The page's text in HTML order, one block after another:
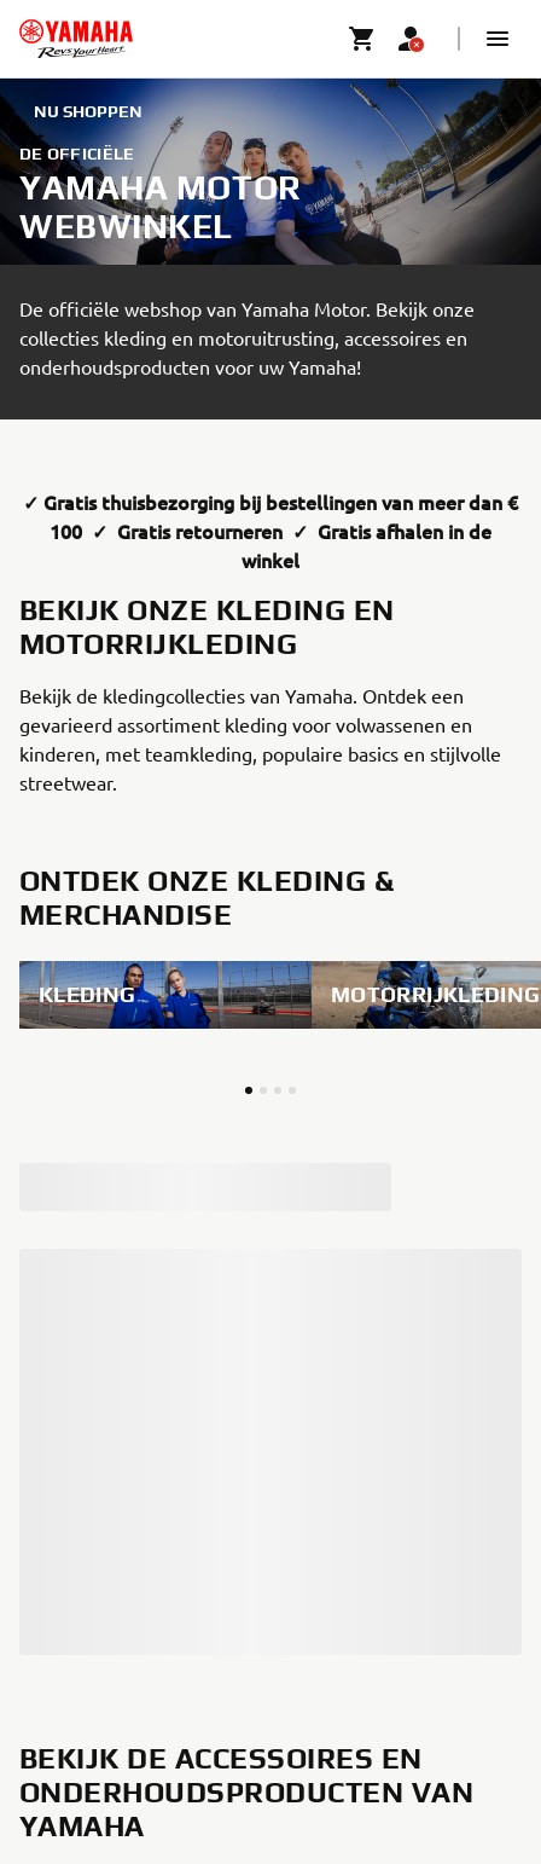
NU SHOPPEN
DE OFFICIËLE
YAMAHA MOTOR
WEBWINKEL
De officiële webshop van Yamaha Motor. Bekijk onze
collecties kleding en motoruitrusting, accessoires en
onderhoudsproducten voor uw Yamaha!
✓ Gratis thuisbezorging bij bestellingen van meer dan €
100 ✓ Gratis retourneren ✓ Gratis afhalen in de
winkel
BEKIJK ONZE KLEDING EN
MOTORRIJKLEDING
Bekijk de kledingcollecties van Yamaha. Ontdek een
gevarieerd assortiment kleding voor volwassenen en
kinderen, met teamkleding, populaire basics en stijlvolle
streetwear.
ONTDEK ONZE KLEDING &
MERCHANDISE
KLEDING MOTORRIJKLEDING
BEKIJK DE ACCESSOIRES EN
ONDERHOUDSPRODUCTEN VAN
YAMAHA